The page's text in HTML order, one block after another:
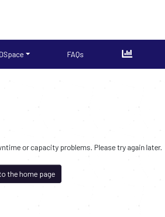
FAQs
or capacity problems. Please try again later.
the home page